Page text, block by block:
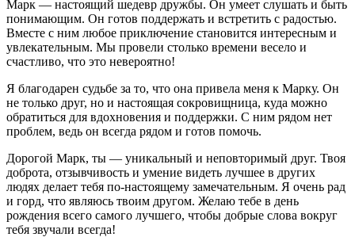
Марк — настоящий шедевр дружбы. Он умеет слушать и быть
понимающим. Он готов поддержать и встретить с радостью.
Вместе с ним любое приключение становится интересным и
увлекательным. Мы провели столько времени весело и
счастливо, что это невероятно!
Я благодарен судьбе за то, что она привела меня к Марку. Он
не только друг, но и настоящая сокровищница, куда можно
обратиться для вдохновения и поддержки. С ним рядом нет
проблем, ведь он всегда рядом и готов помочь.
Дорогой Марк, ты — уникальный и неповторимый друг. Твоя
доброта, отзывчивость и умение видеть лучшее в других
людях делает тебя по-настоящему замечательным. Я очень рад
и горд, что являюсь твоим другом. Желаю тебе в день
рождения всего самого лучшего, чтобы добрые слова вокруг
тебя звучали всегда!